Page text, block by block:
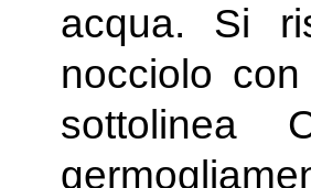
acqua. Si
nocciolo
sottolinea